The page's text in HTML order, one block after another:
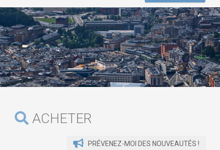
ACHETER
PRÉVENEZ-MOI DES NOUVEAUTÉS !